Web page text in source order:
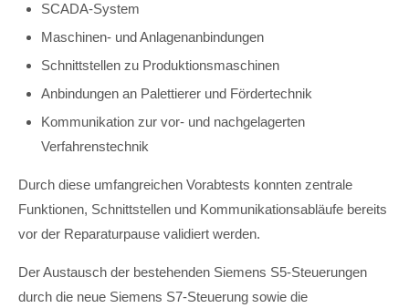
SCADA-System
Maschinen- und Anlagenanbindungen
Schnittstellen zu Produktionsmaschinen
Anbindungen an Palettierer und Fördertechnik
Kommunikation zur vor- und nachgelagerten
Verfahrenstechnik
Durch diese umfangreichen Vorabtests konnten zentrale
Funktionen, Schnittstellen und Kommunikationsabläufe bereits
vor der Reparaturpause validiert werden.
Der Austausch der bestehenden Siemens S5-Steuerungen
durch die neue Siemens S7-Steuerung sowie die